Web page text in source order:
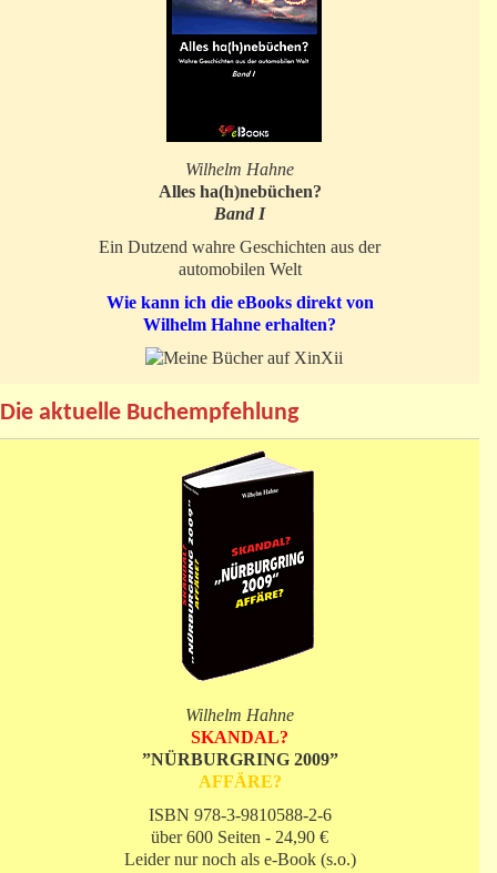
Wilhelm Hahne
Alles ha(h)nebüchen?
Band I
Ein Dutzend wahre Geschichten aus der
automobilen Welt
Wie kann ich die eBooks direkt von
Wilhelm Hahne erhalten?
Die aktuelle Buchempfehlung
Wilhelm Hahne
SKANDAL?
”NÜRBURGRING 2009”
AFFÄRE?
ISBN 978-3-9810588-2-6
über 600 Seiten - 24,90 €
Leider nur noch als e-Book (s.o.)